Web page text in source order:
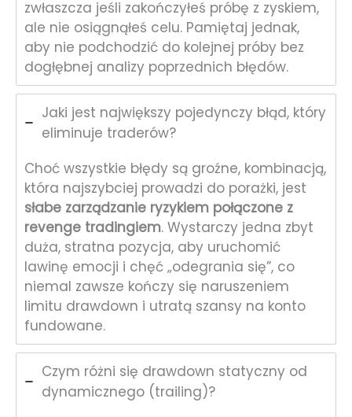
zwłaszcza jeśli zakończyłeś próbę z zyskiem,
ale nie osiągnąłeś celu. Pamiętaj jednak,
aby nie podchodzić do kolejnej próby bez
dogłębnej analizy poprzednich błędów.
Jaki jest największy pojedynczy błąd, który
eliminuje traderów?
Choć wszystkie błędy są groźne, kombinacją,
która najszybciej prowadzi do porażki, jest
słabe zarządzanie ryzykiem połączone z
revenge tradingiem. Wystarczy jedna zbyt
duża, stratna pozycja, aby uruchomić
lawinę emocji i chęć „odegrania się”, co
niemal zawsze kończy się naruszeniem
limitu drawdown i utratą szansy na konto
fundowane.
Czym różni się drawdown statyczny od
dynamicznego (trailing)?